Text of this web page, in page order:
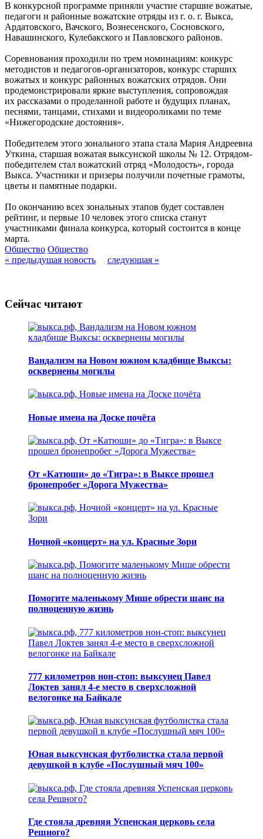
В конкурсной программе приняли участие старшие вожатые,
педагоги и районные вожатские отряды из г. о. г. Выкса,
Ардатовского, Вачского, Вознесенского, Сосновского,
Навашинского, Кулебакского и Павловского районов.
Соревнования проходили по трем номинациям: конкурс
методистов и педагогов-организаторов, конкурс старших
вожатых и конкурс районных вожатских отрядов. Они
продемонстрировали яркие выступления, сопровождая
их рассказами о проделанной работе и будущих планах,
песнями, танцами, стихами и видеороликами по теме
«Нижегородские достояния».
Победителем этого зонального этапа стала Мария Андреевна
Уткина, старшая вожатая выксунской школы № 12. Отрядом-
победителем стал вожатский отряд «Молодость», города
Выкса. Участники и призеры получили почетные грамоты,
цветы и памятные подарки.
По окончанию всех зональных этапов будет составлен
рейтинг, и первые 10 человек этого списка станут
участниками финала конкурса, который состоится в конце
марта.
Общество Общество
« предыдущая новость
следующая »
Сейчас читают
Вандализм на Новом южном кладбище Выксы:
осквернены могилы
Новые имена на Доске почёта
От «Катюши» до «Тигра»: в Выксе прошел
бронепробег «Дорога Мужества»
Ночной «концерт» на ул. Красные Зори
Помогите маленькому Мише обрести шанс на
полноценную жизнь
777 километров нон-стоп: выксунец Павел
Локтев занял 4-е место в сверхсложной
велогонке на Байкале
Юная выксунская футболистка стала первой
девушкой в клубе «Послушный мяч 100»
Где стояла древняя Успенская церковь села
Решного?